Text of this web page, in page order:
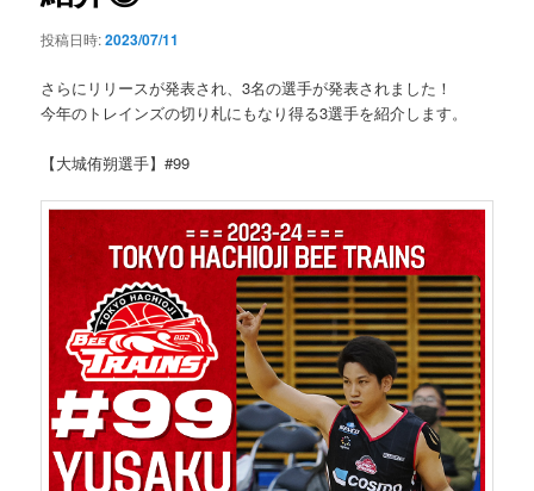
投稿日時:2023/07/11
さらにリリースが発表され、3名の選手が発表されました！
今年のトレインズの切り札にもなり得る3選手を紹介します。
【大城侑朔選手】#99